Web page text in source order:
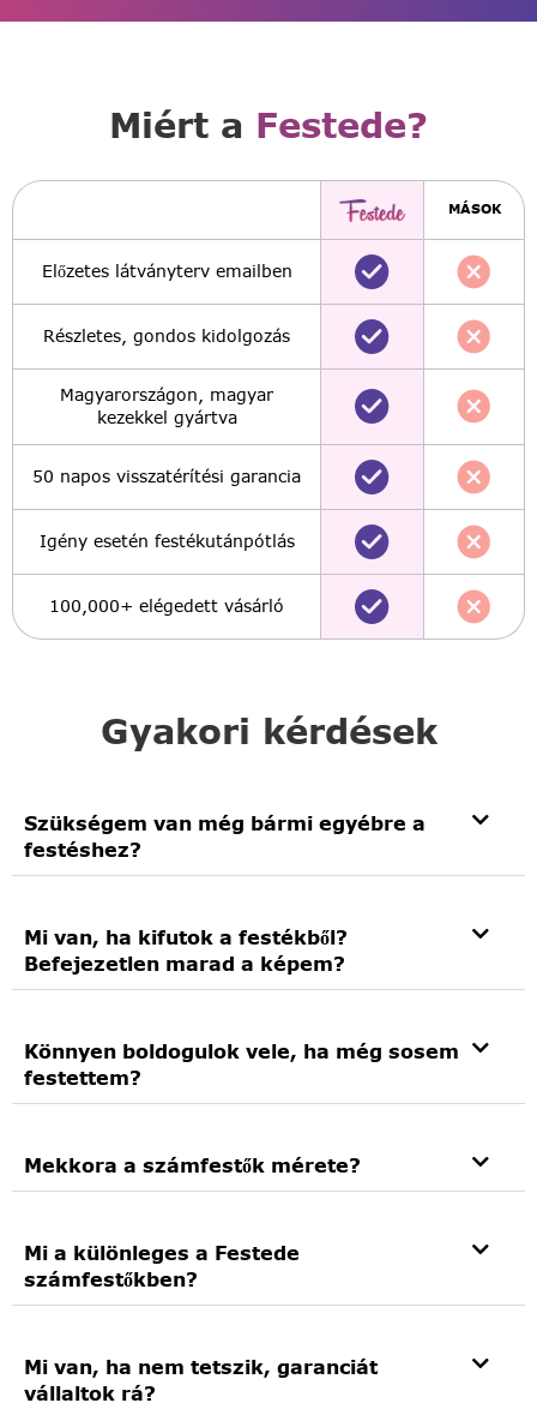
Gyakori kérdések
Szükségem van még bármi egyébre a
festéshez?
Mi van, ha kifutok a festékből?
Befejezetlen marad a képem?
Könnyen boldogulok vele, ha még sosem
festettem?
Mekkora a számfestők mérete?
Mi a különleges a Festede
számfestőkben?
Mi van, ha nem tetszik, garanciát
vállaltok rá?
Miért a Festede?
MÁSOK
Előzetes látványterv emailben
Részletes, gondos kidolgozás
Magyarországon, magyar
kezekkel gyártva
50 napos visszatérítési garancia
Igény esetén festékutánpótlás
100,000+ elégedett vásárló